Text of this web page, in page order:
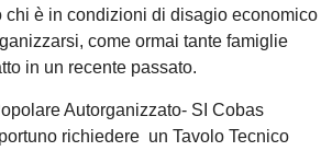
chi è in condizioni di disagio economico
come ormai tante famiglie
in un recente passato.
Autorganizzato- SI Cobas
richiedere un Tavolo Tecnico